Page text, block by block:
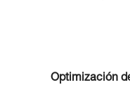
Optimización